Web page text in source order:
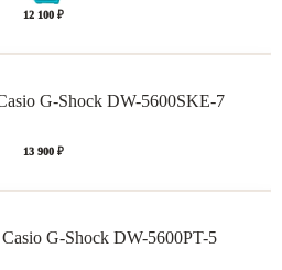
12 100 ₽
13 900 ₽